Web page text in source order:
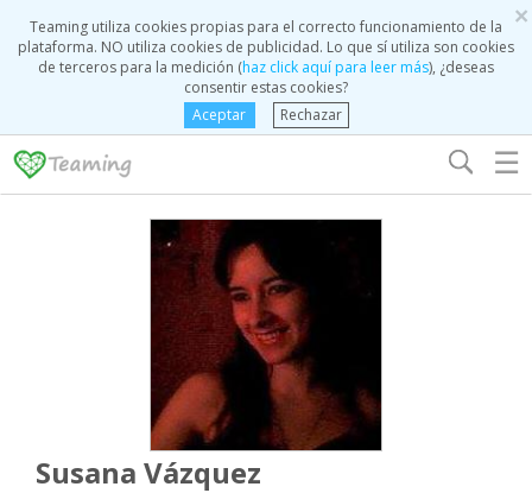
×
Teaming utiliza cookies propias para el correcto funcionamiento de la
plataforma. NO utiliza cookies de publicidad. Lo que sí utiliza son cookies
de terceros para la medición (haz click aquí para leer más), ¿deseas
consentir estas cookies?
Aceptar
Rechazar
☰
Susana Vázquez